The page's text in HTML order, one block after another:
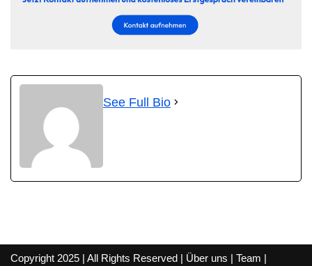
See Full Bio
Copyright 2025 | All Rights Reserved | Über uns | Team |